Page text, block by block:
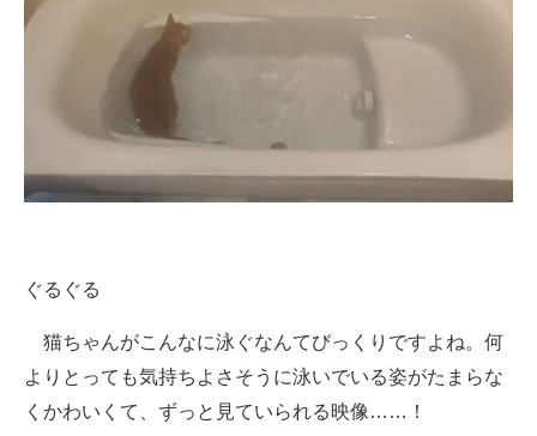
ぐるぐる
猫ちゃんがこんなに泳ぐなんてびっくりですよね。何
よりとっても気持ちよさそうに泳いでいる姿がたまらな
くかわいくて、ずっと見ていられる映像……！